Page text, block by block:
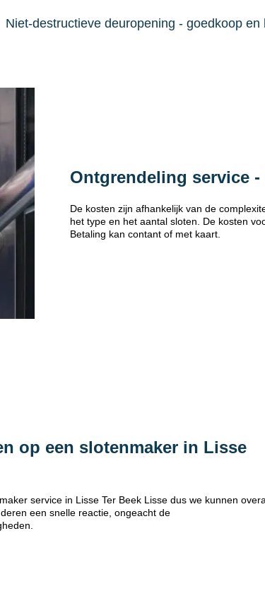
Niet-destructieve deuropening - goedkoop en
Ontgrendeling service
De kosten zijn afhankelijk van de
het type en het aantal sloten. De kosten
Betaling kan contant of met kaart.
op een slotenmaker in Lisse
service in Lisse Ter Beek Lisse dus we kunnen
een snelle reactie, ongeacht de